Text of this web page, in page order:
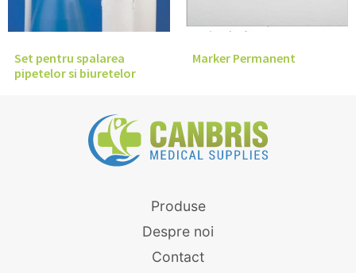
Set pentru spalarea
pipetelor si biuretelor
Marker Permanent
Produse
Despre noi
Contact